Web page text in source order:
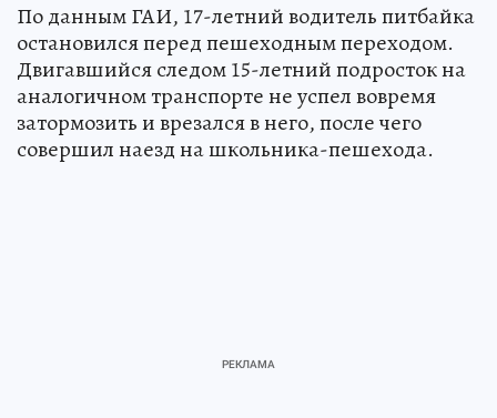
По данным ГАИ, 17-летний водитель питбайка
остановился перед пешеходным переходом.
Двигавшийся следом 15-летний подросток на
аналогичном транспорте не успел вовремя
затормозить и врезался в него, после чего
совершил наезд на школьника-пешехода.